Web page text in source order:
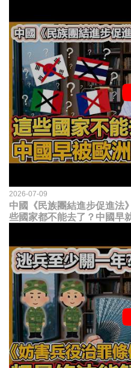
2026-07-09
中國《民族團結進步促進法
些國家都不能去了？中國早